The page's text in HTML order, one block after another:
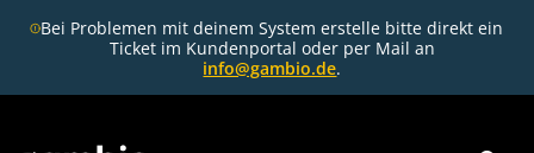
Bei Problemen mit deinem System erstelle bitte direkt ein
Ticket im Kundenportal oder per Mail an
info@gambio.de.